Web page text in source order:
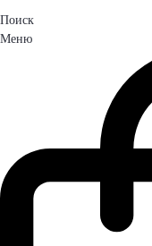
Поиск
Меню